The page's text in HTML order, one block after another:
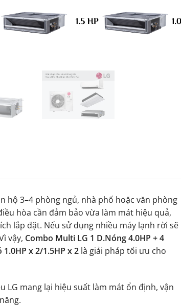
hộ 3–4 phòng ngủ, nhà phố hoặc văn phòng
hòa cần đảm bảo vừa làm mát hiệu quả,
lắp đặt. Nếu sử dụng nhiều máy lạnh rời sẽ
vậy, Combo Multi LG 1 D.Nóng 4.0HP + 4
x 2/1.5HP x 2là giải pháp tối ưu cho
LG mang lại hiệu suất làm mát ổn định, vận